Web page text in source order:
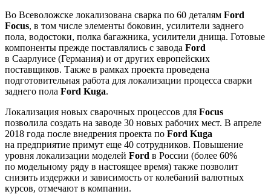
Во Всеволожске локализована сварка по 60 деталям Ford
Focus, в том числе элементы боковин, усилители заднего
пола, водостоки, полка багажника, усилители днища. Готовые
компоненты прежде поставлялись c завода Ford
в Саарлуисе (Германия) и от других европейских
поставщиков. Также в рамках проекта проведена
подготовительная работа для локализации процесса сварки
заднего пола Ford Kuga.
Локализация новых сварочных процессов для Focus
позволила создать на заводе 30 новых рабочих мест. В апреле
2018 года после внедрения проекта по Ford Kuga
на предприятие примут еще 40 сотрудников. Повышение
уровня локализации моделей Ford в России (более 60%
по модельному ряду в настоящее время) также позволит
снизить издержки и зависимость от колебаний валютных
курсов, отмечают в компании.